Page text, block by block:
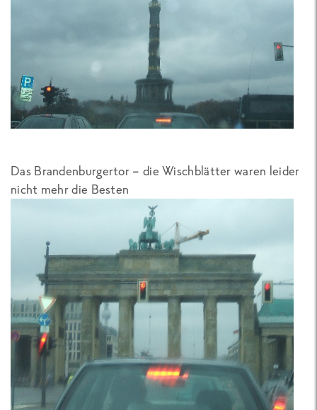
Das Brandenburgertor – die Wischblätter waren leider
nicht mehr die Besten